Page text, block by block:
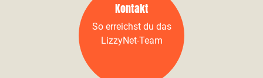
Kontakt
So erreichst du das
LizzyNet-Team